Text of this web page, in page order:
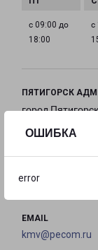
ОШИБКА
error
с 09:00 до
18:00
с
ПЯТИГОРСК
город
EMAIL
kmv@pecom.ru